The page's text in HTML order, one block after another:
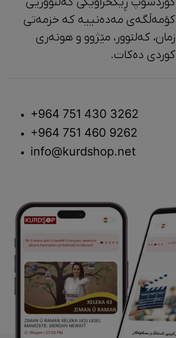
کۆمەڵگەی مەدەنییە کە خزمەتی
زمان، کەلتوور، مێژوو و ‎هونەری
کوردی دەکات.
+964 751 430 3262
+964 751 460 9262
info@kurdshop.net